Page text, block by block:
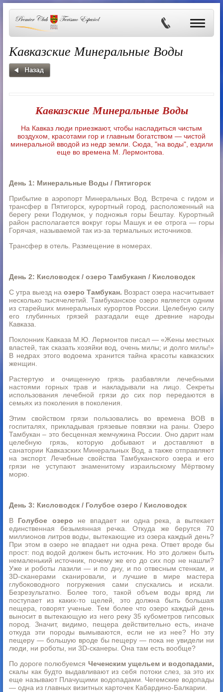
Кавказские Минеральные Воды
Кавказские Минеральные Воды
На Кавказ люди приезжают, чтобы насладиться чистым
воздухом, красотами гор и главным богатством — чистой
минеральной вводой из недр земли. Сюда, "на воды", ездили
еще во времена М. Лермонтова.
День 1: Минеральные Воды / Пятигорск
Прибытие в аэропорт Минеральных Вод. Встреча с гидом и
трансфер в Пятигорск, курортный город, расположенный на
берегу реки Подкумок, у подножья горы Бештау. Курортный
район располагается вокруг горы Машук и ее отрога — горы
Горячая, называемой так из-за термальных источников.
Трансфер в отель. Размещение в номерах.
День 2: Кисловодск / озеро Тамбуканn / Кисловодск
С утра выезд на озеро Тамбукан. Возраст озера насчитывает
несколько тысячелетий. Тамбуканское озеро является одним
из старейших минеральных курортов России. Целебную силу
его глубинных грязей разгадали еще древние народы
Кавказа.
Поклонник Кавказа М.Ю. Лермонтов писал — «Жены местных
властей, так сказать хозяйки вод, очень милы; и долго милы!»
В недрах этого водоема хранится тайна красоты кавказских
женщин.
Растертую и очищенную грязь разбавляли лечебными
настоями горных трав и накладывали на лицо. Секреты
использования лечебной грязи до сих пор передаются в
семьях из поколения в поколения.
Этим свойством грязи пользовались во времена ВОВ в
госпиталях, прикладывая грязевые повязки на раны. Озеро
Тамбукан – это бесценная жемчужина России. Оно дарит нам
целебную грязь, которую добывают и доставляют в
санатории Кавказских Минеральных Вод, а также отправляют
на экспорт. Лечебные свойства Тамбуканского озера и его
грязи не уступают знаменитому израильскому Мёртвому
морю.
День 3: Кисловодск / Голубое озеро / Кисловодск
В Голубое озеро не впадает ни одна река, а вытекает
единственная безымянная речка. Откуда же берутся 70
миллионов литров воды, вытекающие из озера каждый день?
При этом в озеро не впадает ни одна река. Ответ вроде бы
прост: под водой должен быть источник. Но это должен быть
немаленький источник, почему же его до сих пор не нашли?
Уже и роботы лазили — и по дну, и по отвесным стенкам, и
3D-сканерами сканировали, и лучшие в мире мастера
глубоководного погружения сами спускались и искали.
Безрезультатно. Более того, такой объем воды вряд ли
поступает из каких-то щелей, это должна быть большая
пещера, говорят ученые. Тем более что озеро каждый день
выносит в вытекающую из него реку 35 кубометров гипсовых
пород. Значит, видимо, пещера действительно есть, иначе
откуда эти породы вымываются, если не из нее? Но эту
пещеру — большую вроде бы пещеру — пока не увидели ни
люди, ни роботы, ни 3D-сканеры. Она там есть вообще?
По дороге полюбуемся Чеченским ущельем и водопадами,
скалы как будто выдавливают из себя потоки слез, за это их
еще называют Плачущими водопадами. Чегемские водопады
— одна из главных визитных карточек Кабардино-Балкарии.